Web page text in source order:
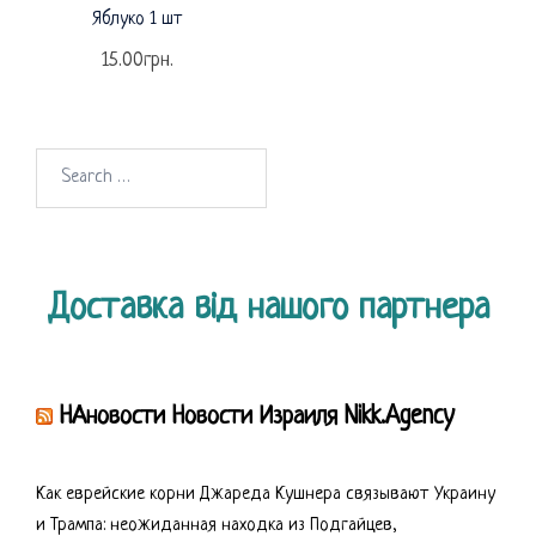
Яблуко 1 шт
15.00грн.
Доставка від нашого партнера
НАновости Новости Израиля Nikk.Agency
Как еврейские корни Джареда Кушнера связывают Украину
и Трампа: неожиданная находка из Подгайцев,